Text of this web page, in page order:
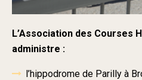
L’Association des Courses
administre :
l’hippodrome de Parilly à